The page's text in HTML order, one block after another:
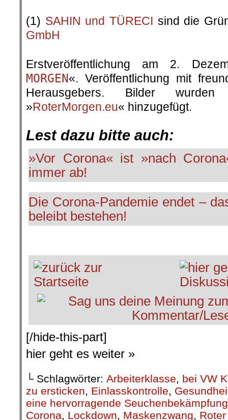
GmbH
.
MORGEN«. Veröffentlichung mit
Herausgebers. Bilder
»RoterMorgen.eu « hinzugefügt.
.
»Vor Corona« ist »nach
immer ab!
beleibt bestehen!
.
[/hide-this-part]
hier geht es weiter »
└ Schlagwörter:
zu ersticken,Einlasskontrolle,
eine hervorragende Seuchenbekämpfung
Corona,Lockdown, Maskenzwang,
haben Hochbetrieb
,Seuchenbekämpfung